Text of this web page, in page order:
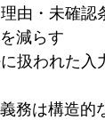
由・未確認
減らす
扱われた入
務は構造的